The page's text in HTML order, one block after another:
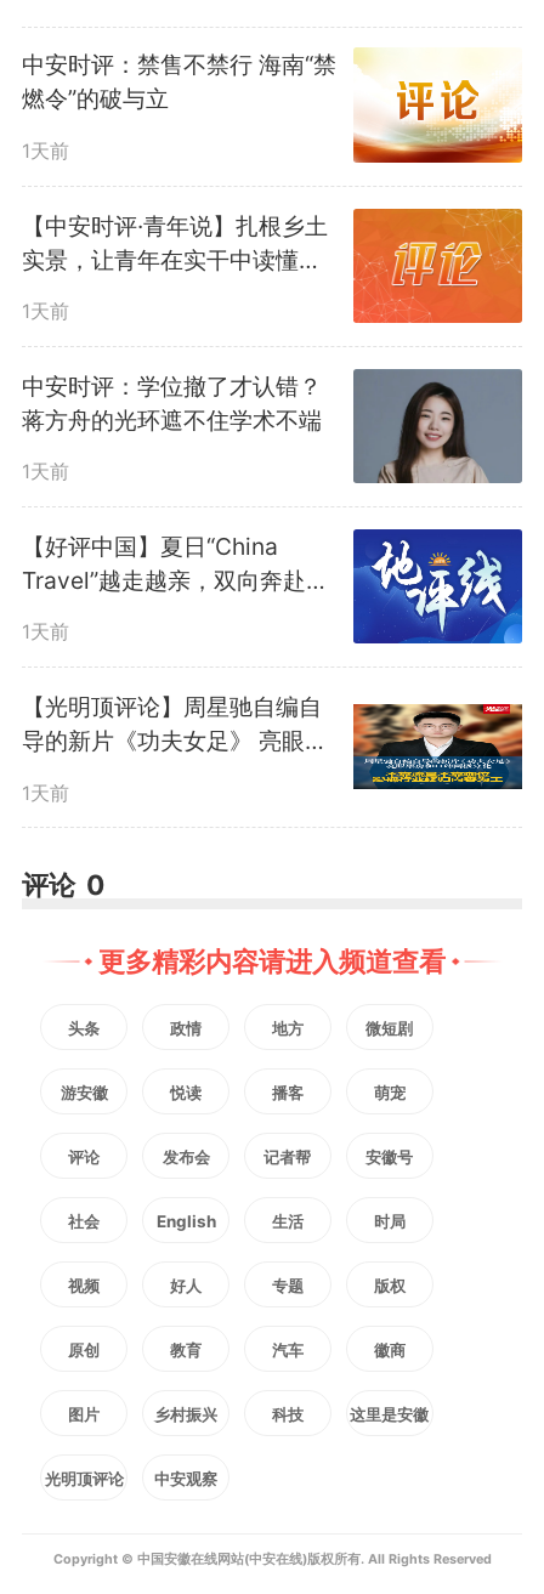
政务服务窗口，是连接政府与
群众的桥梁，窗口的温度，直接折
射出民生服务的厚度。过去，“朝
九晚五”的办公模式是政务服务的
常态，不少群众因工作、路途等原
因，只能在休息时间赶往办事大
厅，却常常遭遇“下班关门”的尴
尬，往返奔波、耗时费力成为群众
办事的痛点。许先生的经历之所以
了“到点下班”的固化思维，用主动
担当打破了服务的“时间壁垒”。
这一个多小时的延时服务，看
似是微小的举动，实则蕴含着深刻
许先生远道而来，耽误的不仅是时
间，更是一份安心。工作人员牺牲
自己的午休时间，耐心梳理材料、
细致讲解政策，用专业与热忱，让
群众感受到的不仅是办事的便捷，
中安时评：禁售不禁行 海南“禁
燃令”的破与立
1天前
【中安时评·青年说】扎根乡土
实景，让青年在实干中读懂使
1天前
中安时评：学位撤了才认错？
蒋方舟的光环遮不住学术不端
1天前
【好评中国】夏日“China
Travel”越走越亲，双向奔赴
1天前
【光明顶评论】周星驰自编自
导的新片《功夫女足》 亮眼票
靠咖位 影视行业终归内容为王
1天前
评论 0
更多精彩内容请进入频道查看
头条 政情 地方 微短剧
游安徽 悦读 播客 萌宠
评论 发布会 记者帮 安徽号
社会 English 生活 时局
视频 好人 专题 版权
原创 教育 汽车 徽商
图片 乡村振兴 科技 这里是安徽
光明顶评论 中安观察
Copyright © 中国安徽在线网站(中安在线)版权所有. All Rights Reserved